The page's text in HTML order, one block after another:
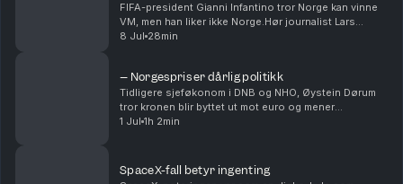
FIFA-president Gianni Infantino tror Norge kan vinne
VM, men han liker ikke Norge.Hør journalist Lars
Bache Madsen lese sin historie og intervju med den
8 Jul 28min
– Norgespris er dårlig politikk
Tidligere sjeføkonom i DNB og NHO, Øystein Dørum
tror kronen blir byttet ut mot euro og mener
pandemien bidro til subsidie-jaget.Øystein Dørum har
1 Jul 1h 2min
SpaceX-fall betyr ingenting